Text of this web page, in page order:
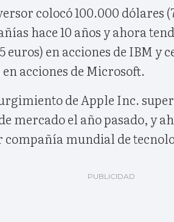
colocó 100.000 dólares
hace 10 años y ahora
euros) en acciones de IBM y
en acciones de Microsoft.
de Apple Inc.
mercado el año pasado, y
compañía mundial de